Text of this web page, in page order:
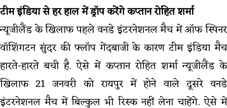
टीम इंडिया से हर हाल में ड्रॉप करेंगे कप्तान रोहित शर्मा
न्यूजीलैंड के खिलाफ पहले वनडे इंटरनेशनल मैच में ऑफ स्पिनर
वॉशिंगटन सुंदर की फ्लॉप गेंदबाजी के कारण टीम इंडिया मैच
हारते-हारते बची है. ऐसे में कप्तान रोहित शर्मा न्यूजीलैंड के
खिलाफ 21 जनवरी को रायपुर में होने वाले दूसरे वनडे
इंटरनेशनल मैच में बिल्कुल भी रिस्क नहीं लेना चाहेंगे. ऐसे में